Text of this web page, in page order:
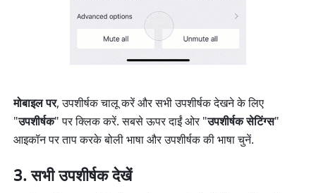
मोबाइल पर, उपशीर्षक चालू करें और सभी उपशीर्षक देखने के लिए
"उपशीर्षक" पर क्लिक करें. सबसे ऊपर दाईं ओर "उपशीर्षक सेटिंग्स"
आइकॉन पर ताप करके बोली भाषा और उपशीर्षक की भाषा चुनें.
सभी उपशीर्षक देखें